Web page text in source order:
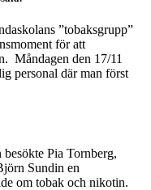
”tobaksgrupp”
för att
Måndagen den 17/11
personal där man först
Pia Tornberg,
Sundin en
om tobak och nikotin.